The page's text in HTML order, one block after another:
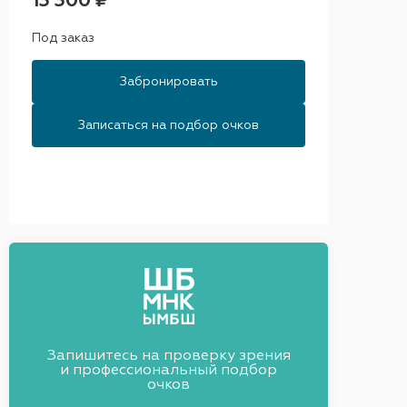
Под заказ
Забронировать
Записаться на подбор очков
Запишитесь на проверку зрения
и профессиональный подбор
очков